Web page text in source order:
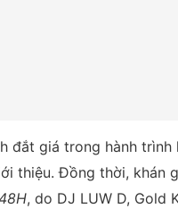
đắt giá trong hành
thiệu. Đồng thời, khán
, do DJ LUW D, Gold